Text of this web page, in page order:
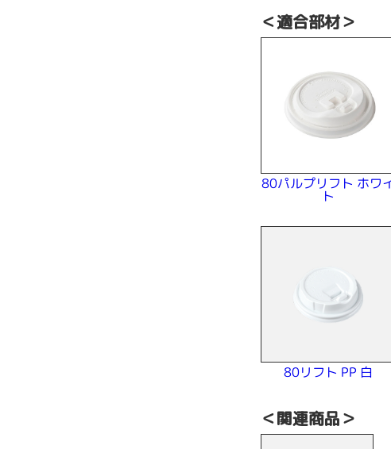
＜適合部材＞
80パルプリフト ホワ
ト
80リフト PP 白
＜関連商品＞